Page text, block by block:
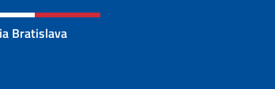
Bratislava